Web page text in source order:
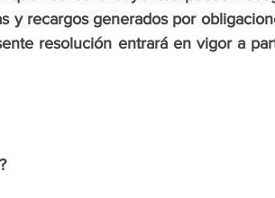
y recargos generados por
resolución entrará en vigor a